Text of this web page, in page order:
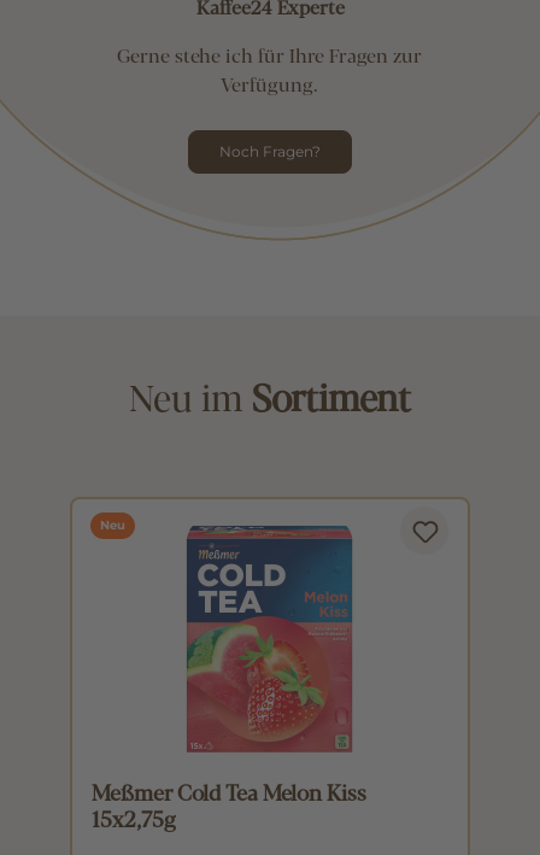
Kaffee24 Experte
Gerne stehe ich für Ihre Fragen zur
Verfügung.
Noch Fragen?
Neu im Sortiment
Neu
Meßmer Cold Tea Melon Kiss
15x2,75g